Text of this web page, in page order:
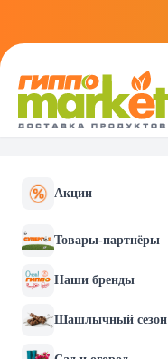
Акции
Товары-партнёры
Наши бренды
Шашлычный сезон